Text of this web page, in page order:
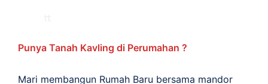
Punya Tanah Kavling di Perumahan ?
Mari membangun Rumah Baru bersama mandor